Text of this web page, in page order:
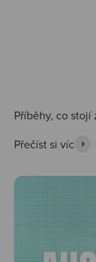
Přečíst si víc